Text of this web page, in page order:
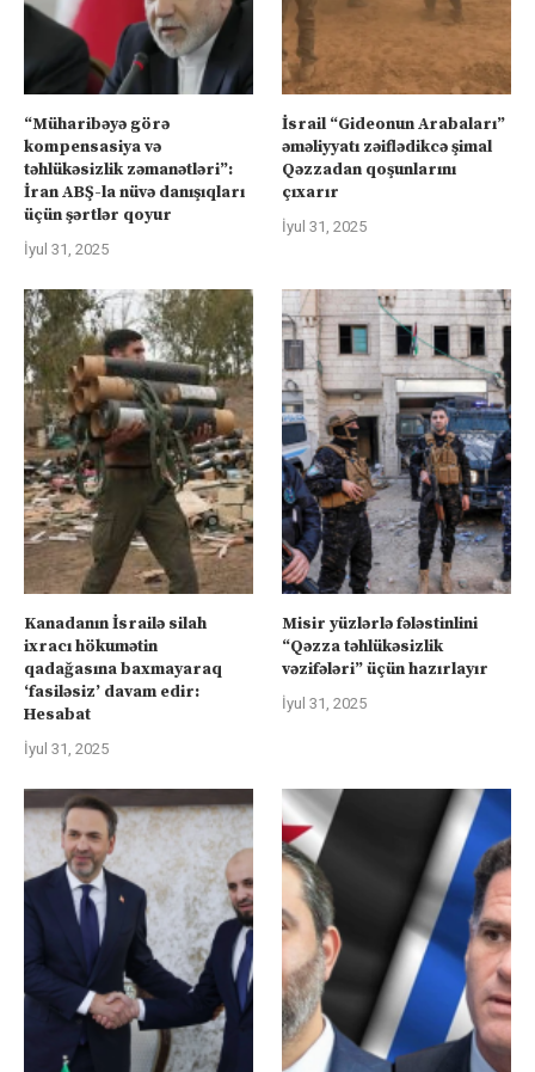
“Müharibəyə görə
kompensasiya və
təhlükəsizlik zəmanətləri”:
İran ABŞ-la nüvə danışıqları
üçün şərtlər qoyur
İyul 31, 2025
İsrail “Gideonun Arabaları”
əməliyyatı zəiflədikcə şimal
Qəzzadan qoşunlarını
çıxarır
İyul 31, 2025
Kanadanın İsrailə silah
ixracı hökumətin
qadağasına baxmayaraq
‘fasiləsiz’ davam edir:
Hesabat
İyul 31, 2025
Misir yüzlərlə fələstinlini
“Qəzza təhlükəsizlik
vəzifələri” üçün hazırlayır
İyul 31, 2025